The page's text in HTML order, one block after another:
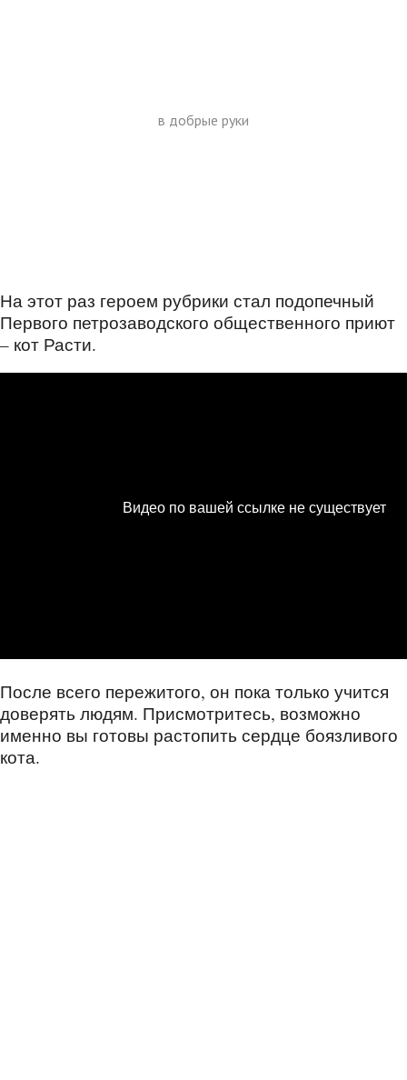
в добрые руки
На этот раз героем рубрики стал подопечный
Первого петрозаводского общественного приют
– кот Расти.
После всего пережитого, он пока только учится
доверять людям. Присмотритесь, возможно
именно вы готовы растопить сердце боязливого
кота.